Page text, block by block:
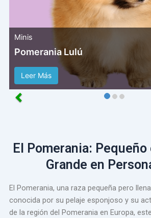
Minis
Pomerania Lulú
Leer Más
El Pomerania: Pequeño
Grande en
El Pomerania, una raza pequeña pero
conocida por su pelaje esponjoso y su
de la región del Pomerania en Europa,